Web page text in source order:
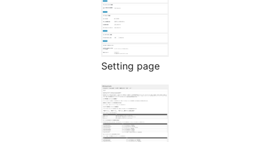
Setting page